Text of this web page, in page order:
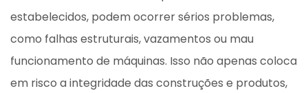
estabelecidos, podem ocorrer sérios problemas,
como falhas estruturais, vazamentos ou mau
funcionamento de máquinas. Isso não apenas coloca
em risco a integridade das construções e produtos,